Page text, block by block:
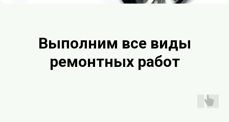
Выполним все виды
ремонтных работ